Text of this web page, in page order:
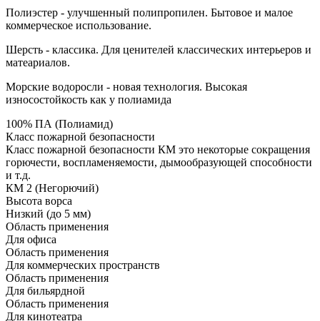
Полиэстер - улучшенный полипропилен. Бытовое и малое
коммерческое использование.
Шерсть - классика. Для ценителей классических интерьеров и
матеариалов.
Морские водоросли - новая технология. Высокая
износостойкость как у полиамида
100% ПА (Полиамид)
Класс пожарной безопасности
Класс пожарной безопасности КМ это некоторые сокращения
горючести, воспламеняемости, дымообразующей способности
и т.д.
КМ 2 (Негорючий)
Высота ворса
Низкий (до 5 мм)
Область применения
Для офиса
Область применения
Для коммерческих пространств
Область применения
Для бильярдной
Область применения
Для кинотеатра